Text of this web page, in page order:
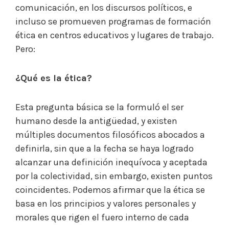
comunicación, en los discursos políticos, e
incluso se promueven programas de formación
ética en centros educativos y lugares de trabajo.
Pero:
¿Qué es la ética?
Esta pregunta básica se la formuló el ser
humano desde la antigüedad, y existen
múltiples documentos filosóficos abocados a
definirla, sin que a la fecha se haya logrado
alcanzar una definición inequívoca y aceptada
por la colectividad, sin embargo, existen puntos
coincidentes. Podemos afirmar que la ética se
basa en los principios y valores personales y
morales que rigen el fuero interno de cada